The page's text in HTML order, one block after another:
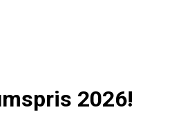
2026!